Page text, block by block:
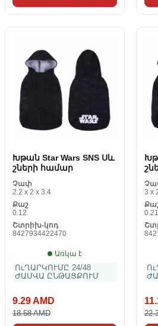
Խթան Star Wars SNS Սև
շների համար
Չափ
2.2 x 2 x 3.4
Քաշ
0.12
Շտրիխ-կոդ
8427934422470
Առկա է
ՈւՂԱՐԿՈՒՄԸ 24/48
ԺԱՄՎԱ ԸՆԹԱՑՔՈՒՄ
9.29 AMD
18.58 AMD
3 x
0.21